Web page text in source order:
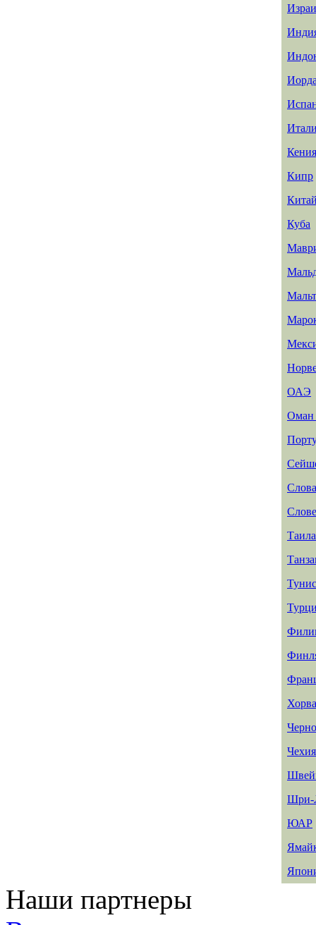
Кения
Кипр
Куба
ОАЭ
Оман
Тунис
Чехия
Шри-
ЮАР
Наши партнеры